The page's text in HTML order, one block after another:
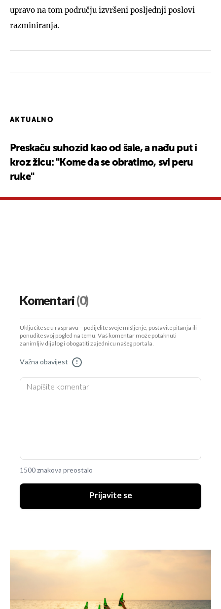
upravo na tom području izvršeni posljednji poslovi
razminiranja.
AKTUALNO
Preskaču suhozid kao od šale, a nađu put i
kroz žicu: "Kome da se obratimo, svi peru
ruke"
Komentari(0)
Uključite se u raspravu – podijelite svoje mišljenje, postavite pitanja ili
ponudite svoj pogled na temu. Vaš komentar može potaknuti
zanimljiv dijalog i obogatiti zajednicu našeg portala.
Važna obavijest !
1500 znakova preostalo
Prijavite se